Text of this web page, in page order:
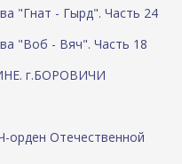
"Гнат - Гырд". Часть 24
"Воб - Вяч". Часть 18
г.БОРОВИЧИ
Отечественной